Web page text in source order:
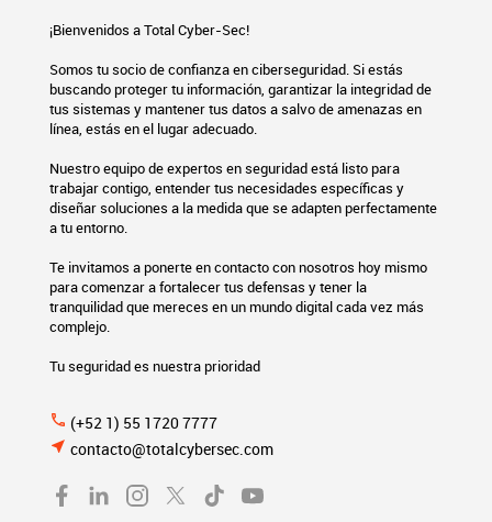
¡Bienvenidos a Total Cyber-Sec!
Somos tu socio de confianza en ciberseguridad. Si estás
buscando proteger tu información, garantizar la integridad de
tus sistemas y mantener tus datos a salvo de amenazas en
línea, estás en el lugar adecuado.
Nuestro equipo de expertos en seguridad está listo para
trabajar contigo, entender tus necesidades específicas y
diseñar soluciones a la medida que se adapten perfectamente
a tu entorno.
Te invitamos a ponerte en contacto con nosotros hoy mismo
para comenzar a fortalecer tus defensas y tener la
tranquilidad que mereces en un mundo digital cada vez más
complejo.
Tu seguridad es nuestra prioridad
phone (+52 1) 55 1720 7777
near_me contacto@totalcybersec.com